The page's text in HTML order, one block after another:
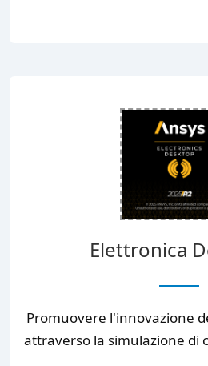
Elettronica
Promuovere l'innovazione
attraverso la simulazione di